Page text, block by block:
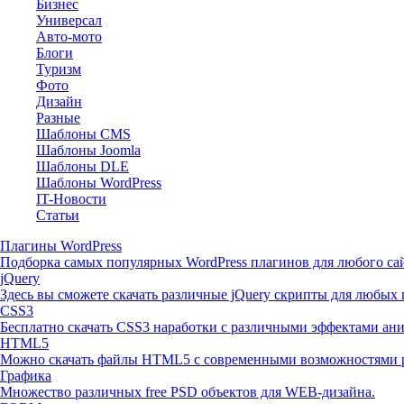
Бизнес
Универсал
Авто-мото
Блоги
Туризм
Фото
Дизайн
Разные
Шаблоны CMS
Шаблоны Joomla
Шаблоны DLE
Шаблоны WordPress
IT-Новости
Статьи
Плагины WordPress
Подборка самых популярных WordPress плагинов для любого
jQuery
Здесь вы сможете скачать различные jQuery скрипты для любых
CSS3
Бесплатно скачать CSS3 наработки с различными эффектами
HTML5
Можно скачать файлы HTML5 с современными возможностями
Графика
Множество различных free PSD объектов для WEB-дизайна.